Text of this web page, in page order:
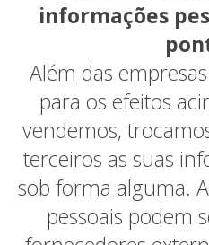
informações
Além das
para os efeitos
vendemos,
terceiros as suas
sob forma alguma.
pessoais podem